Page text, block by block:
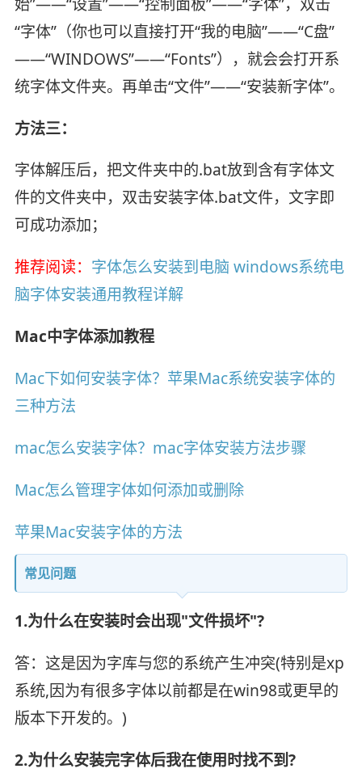
“字体”（你也可以直接打开“我的电脑”——“C盘”
——“WINDOWS”——“Fonts”），就会会打开系
统字体文件夹。再单击“文件”——“安装新字体”。
方法三：
字体解压后，把文件夹中的.bat放到含有字体文
件的文件夹中，双击安装字体.bat文件，文字即
可成功添加；
推荐阅读： 字体怎么安装到电脑 windows系统电
脑字体安装通用教程详解
Mac中字体添加教程
Mac下如何安装字体？苹果Mac系统安装字体的
三种方法
mac怎么安装字体？mac字体安装方法步骤
Mac怎么管理字体如何添加或删除
苹果Mac安装字体的方法
常见问题
1.为什么在安装时会出现"文件损坏"?
答：这是因为字库与您的系统产生冲突(特别是xp
系统,因为有很多字体以前都是在win98或更早的
版本下开发的。)
2.为什么安装完字体后我在使用时找不到?